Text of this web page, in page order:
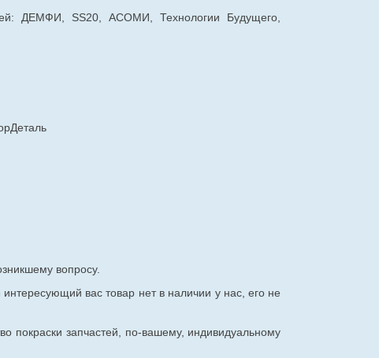
ДЕМФИ, SS20, АСОМИ, Технологии Будущего,
вопросу.
вас товар нет в наличии у нас, его не
покраски запчастей, по-вашему, индивидуальному